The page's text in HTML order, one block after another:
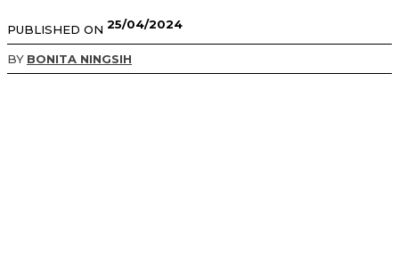
PUBLISHED ON 25/04/2024
BY BONITA NINGSIH